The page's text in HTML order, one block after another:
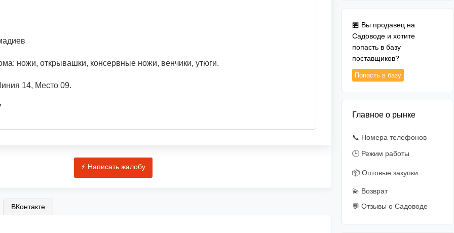
ножи, открывашки, консервные ножи, венчики, утюги.
14, Место 09.
ВКонтакте
🏪 Вы продавец на
Садоводе и хотите
попасть в базу
поставщиков?
Попасть в базу
Главное о рынке
📞 Номера телефонов
🕒 Режим работы
📦 Оптовые закупки
💫 Возврат
💬 Отзывы о Садоводе